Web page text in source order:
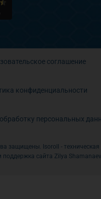
соглашение
конфиденциальности
персональных
защищены. Isoroll - техническая
поддержка сайта Zilya